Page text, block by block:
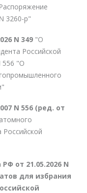
3260-р"
N 349 "О
Российской
556 "О
N 556 (ред. от
от 21.05.2026 N
для избрания